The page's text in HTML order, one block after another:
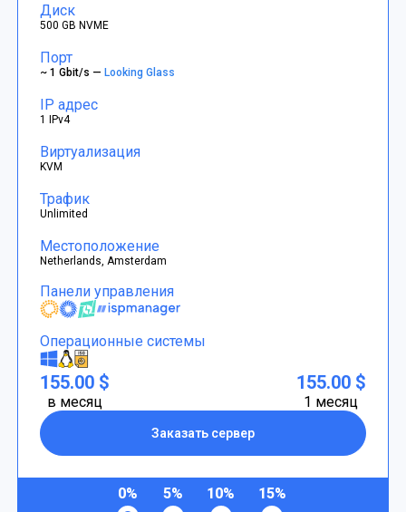
Диск
500 GB NVME
Порт
~ 1 Gbit/s —Looking Glass
IP адрес
1 IPv4
Виртуализация
KVM
Трафик
Unlimited
Местоположение
Netherlands, Amsterdam
Панели управления
Операционные системы
155.00 $
в месяц
Заказать сервер
155.00 $
1 месяц
0% 5% 10% 15%